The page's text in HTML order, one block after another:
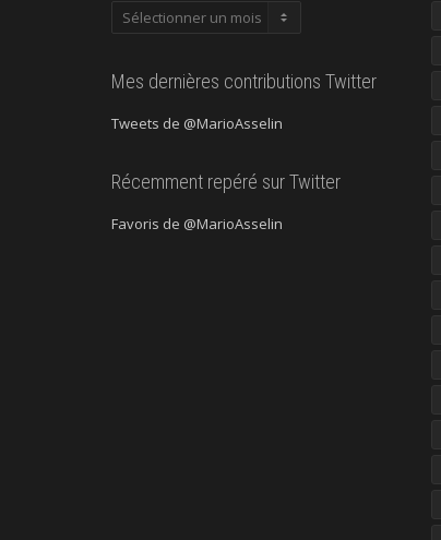
Publications
Mes dernières contributions Twitter
Tweets de @MarioAsselin
Récemment repéré sur Twitter
Favoris de @MarioAsselin